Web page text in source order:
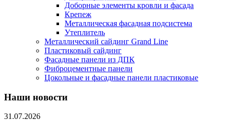
Доборные элементы кровли и фасада
Крепеж
Металлическая фасадная подсистема
Утеплитель
Металлический сайдинг Grand Line
Пластиковый сайдинг
Фасадные панели из ДПК
Фиброцементные панели
Цокольные и фасадные панели пластиковые
Наши новости
31.07.2026